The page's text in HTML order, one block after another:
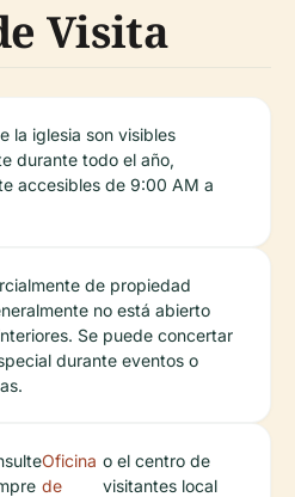
Visita
la iglesia son visibles
durante todo el año,
accesibles de 9:00 AM a
de propiedad
no está abierto
Se puede concertar
durante eventos o
Oficina
de
o el centro de
visitantes local